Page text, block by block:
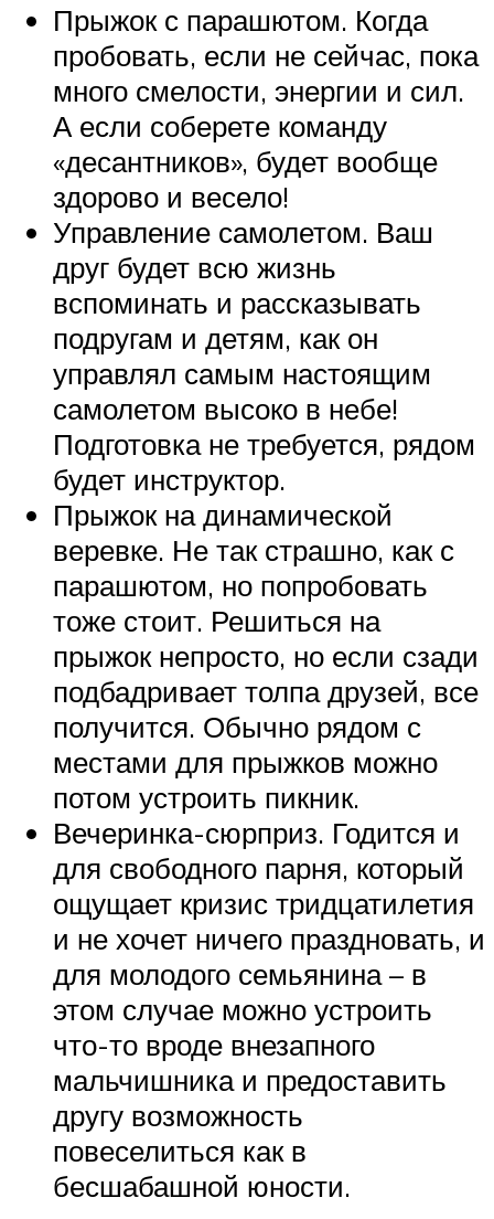
Прыжок с парашютом. Когда
пробовать, если не сейчас, пока
много смелости, энергии и сил.
А если соберете команду
«десантников», будет вообще
здорово и весело!
Управление самолетом. Ваш
друг будет всю жизнь
вспоминать и рассказывать
подругам и детям, как он
управлял самым настоящим
самолетом высоко в небе!
Подготовка не требуется, рядом
будет инструктор.
Прыжок на динамической
веревке. Не так страшно, как с
парашютом, но попробовать
тоже стоит. Решиться на
прыжок непросто, но если сзади
подбадривает толпа друзей, все
получится. Обычно рядом с
местами для прыжков можно
потом устроить пикник.
Вечеринка-сюрприз. Годится и
для свободного парня, который
ощущает кризис тридцатилетия
и не хочет ничего праздновать, и
для молодого семьянина – в
этом случае можно устроить
что-то вроде внезапного
мальчишника и предоставить
другу возможность
повеселиться как в
бесшабашной юности.